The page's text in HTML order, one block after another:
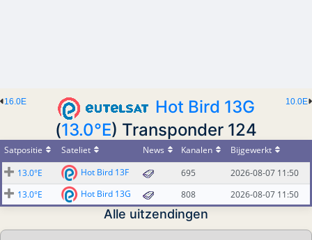
10.0E
16.0E
Hot Bird 13G
(13.0°E) Transponder 124
Satpositie Sateliet News Kanalen
Bijgewerkt
13.0°E
Hot Bird 13F 695
2026-08-07 11:50
13.0°E
Hot Bird 13G 808 2026-08-07 11:50
Alle uitzendingen